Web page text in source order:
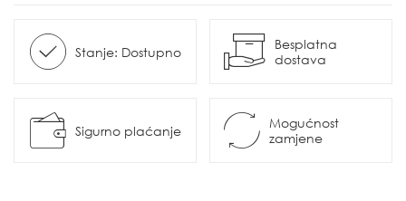
Stanje: Dostupno
Besplatna
dostava
Sigurno plaćanje
Mogućnost
zamjene